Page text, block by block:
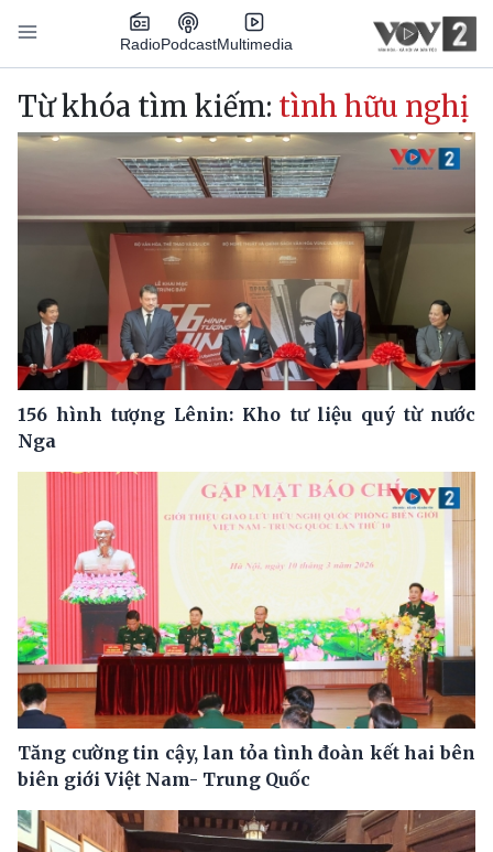
Nhảy đến nội dung
RadioPodcastMultimedia
Main navigation
Từ khóa tìm kiếm: tình hữu nghị
156 hình tượng Lênin: Kho tư liệu quý từ nước
Nga
Tăng cường tin cậy, lan tỏa tình đoàn kết hai bên
biên giới Việt Nam- Trung Quốc